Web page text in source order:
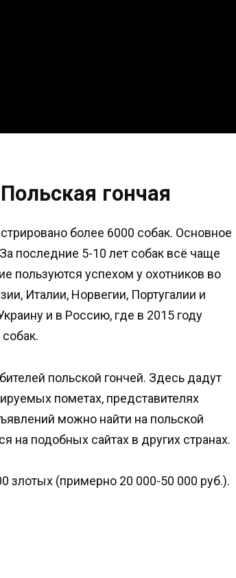
гончая
более 6000 собак. Основное
последние 5-10 лет собак всё чаще
пользуются успехом у охотников во
Италии, Норвегии, Португалии и
и в Россию, где в 2015 году
польской гончей. Здесь дадут
пометах, представителях
можно найти на польской
на подобных сайтах в других странах.
злотых (примерно 20 000-50 000 руб.).